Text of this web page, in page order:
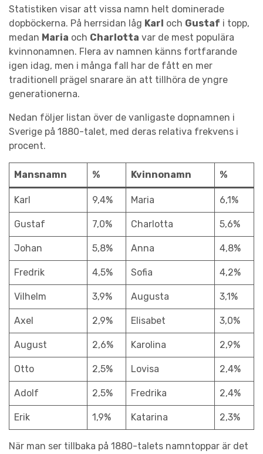
Statistiken visar att vissa namn helt dominerade
dopböckerna. På herrsidan låg Karl och Gustaf i topp,
medan Maria och Charlotta var de mest populära
kvinnonamnen. Flera av namnen känns fortfarande
igen idag, men i många fall har de fått en mer
traditionell prägel snarare än att tillhöra de yngre
generationerna.
Nedan följer listan över de vanligaste dopnamnen i
Sverige på 1880-talet, med deras relativa frekvens i
procent.
Mansnamn % Kvinnonamn %
Karl 9,4% Maria 6,1%
Gustaf 7,0% Charlotta 5,6%
Johan 5,8% Anna 4,8%
Fredrik 4,5% Sofia 4,2%
Vilhelm 3,9% Augusta 3,1%
Axel 2,9% Elisabet 3,0%
August 2,6% Karolina 2,9%
Otto 2,5% Lovisa 2,4%
Adolf 2,5% Fredrika 2,4%
Erik 1,9% Katarina 2,3%
När man ser tillbaka på 1880-talets namntoppar är det